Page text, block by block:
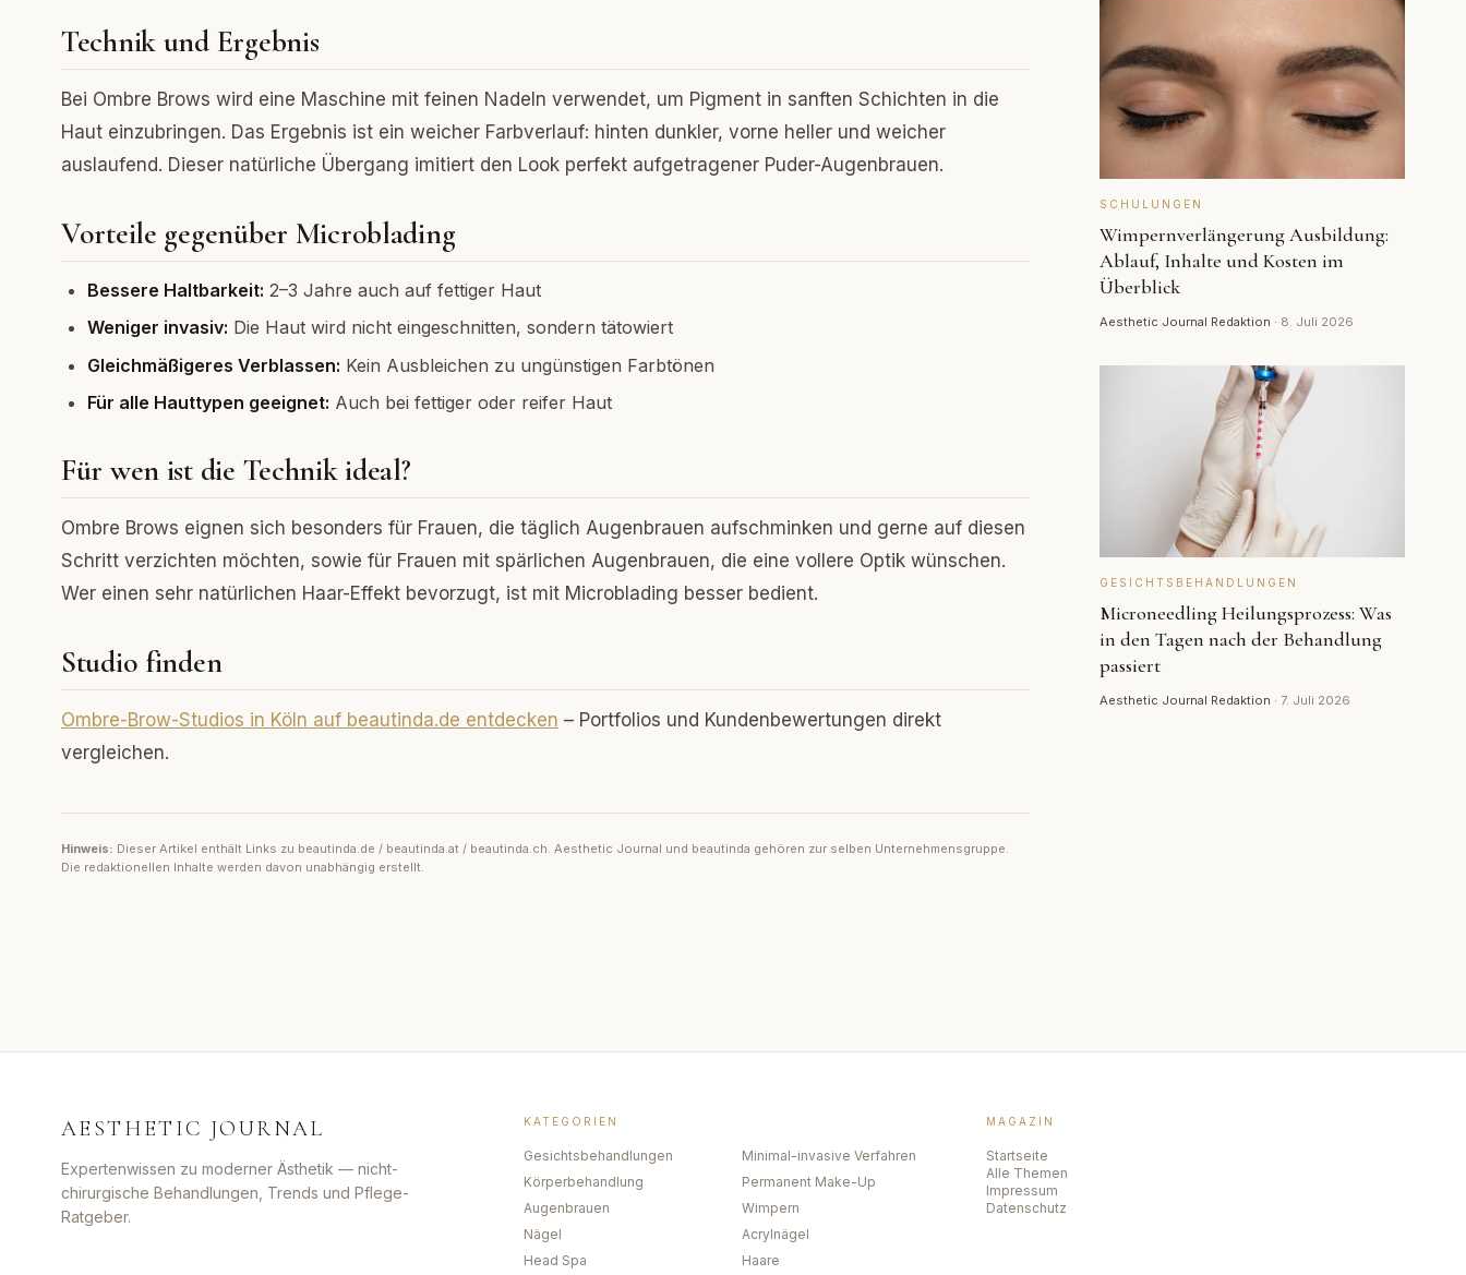
Technik und Ergebnis
Bei Ombre Brows wird eine Maschine mit feinen Nadeln verwendet, um Pigment in sanften Schichten in die
Haut einzubringen. Das Ergebnis ist ein weicher Farbverlauf: hinten dunkler, vorne heller und weicher
auslaufend. Dieser natürliche Übergang imitiert den Look perfekt aufgetragener Puder-Augenbrauen.
Vorteile gegenüber Microblading
Bessere Haltbarkeit: 2–3 Jahre auch auf fettiger Haut
Weniger invasiv: Die Haut wird nicht eingeschnitten, sondern tätowiert
Gleichmäßigeres Verblassen: Kein Ausbleichen zu ungünstigen Farbtönen
Für alle Hauttypen geeignet: Auch bei fettiger oder reifer Haut
Für wen ist die Technik ideal?
Ombre Brows eignen sich besonders für Frauen, die täglich Augenbrauen aufschminken und gerne auf diesen
Schritt verzichten möchten, sowie für Frauen mit spärlichen Augenbrauen, die eine vollere Optik wünschen.
Wer einen sehr natürlichen Haar-Effekt bevorzugt, ist mit Microblading besser bedient.
Studio finden
Ombre-Brow-Studios in Köln auf beautinda.de entdecken – Portfolios und Kundenbewertungen direkt
vergleichen.
Hinweis: Dieser Artikel enthält Links zu beautinda.de / beautinda.at / beautinda.ch. Aesthetic Journal und beautinda gehören zur selben Unternehmensgruppe.
Die redaktionellen Inhalte werden davon unabhängig erstellt.
SCHULUNGEN
Wimpernverlängerung Ausbildung:
Ablauf, Inhalte und Kosten im
Überblick
Aesthetic Journal Redaktion · 8. Juli 2026
GESICHTSBEHANDLUNGEN
Microneedling Heilungsprozess: Was
in den Tagen nach der Behandlung
passiert
Aesthetic Journal Redaktion · 7. Juli 2026
AESTHETIC JOURNAL
Expertenwissen zu moderner Ästhetik — nicht-
chirurgische Behandlungen, Trends und Pflege-
Ratgeber.
KATEGORIEN
Gesichtsbehandlungen
Minimal-invasive Verfahren
Körperbehandlung
Permanent Make-Up
Augenbrauen
Wimpern
Nägel
Acrylnägel
Head Spa
Haare
MAGAZIN
Startseite
Alle Themen
Impressum
Datenschutz